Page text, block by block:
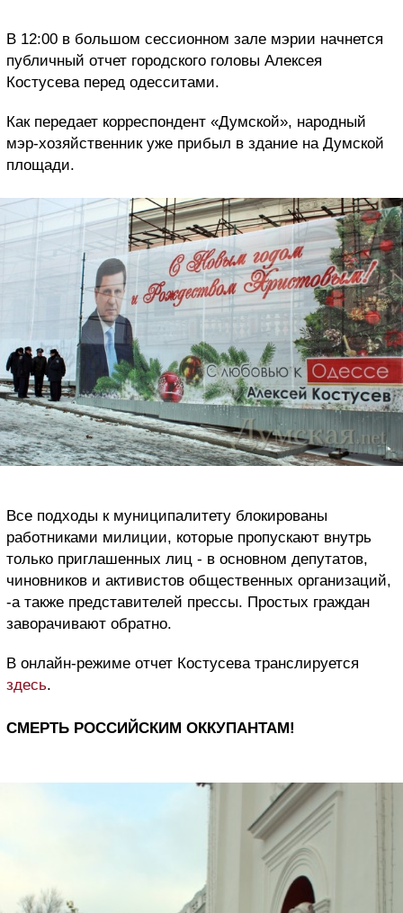
В 12:00 в большом сессионном зале мэрии начнется
публичный отчет городского головы Алексея
Костусева перед одесситами.
Как передает корреспондент «Думской», народный
мэр-хозяйственник уже прибыл в здание на Думской
площади.
Все подходы к муниципалитету блокированы
работниками милиции, которые пропускают внутрь
только приглашенных лиц - в основном депутатов,
чиновников и активистов общественных организаций,
-а также представителей прессы. Простых граждан
заворачивают обратно.
В онлайн-режиме отчет Костусева транслируется
здесь.
СМЕРТЬ РОССИЙСКИМ ОККУПАНТАМ!